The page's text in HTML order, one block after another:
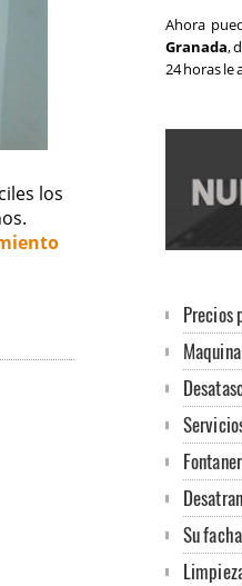
los
Ahora
Granada,
24 horas
Precios
Su